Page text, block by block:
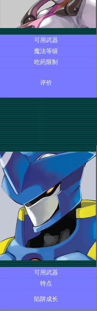
可用武器
魔法等级
吃药限制
评价
可用武器
特点
陷阱成长